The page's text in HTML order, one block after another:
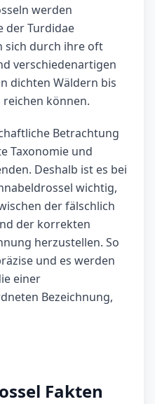
werden
der Turdidae
sich durch ihre oft
verschiedenartigen
dichten Wäldern bis
können.
Betrachtung
Taxonomie und
Deshalb ist es bei
wichtig,
der fälschlich
der korrekten
herzustellen. So
und es werden
einer
Bezeichnung,
Fakten